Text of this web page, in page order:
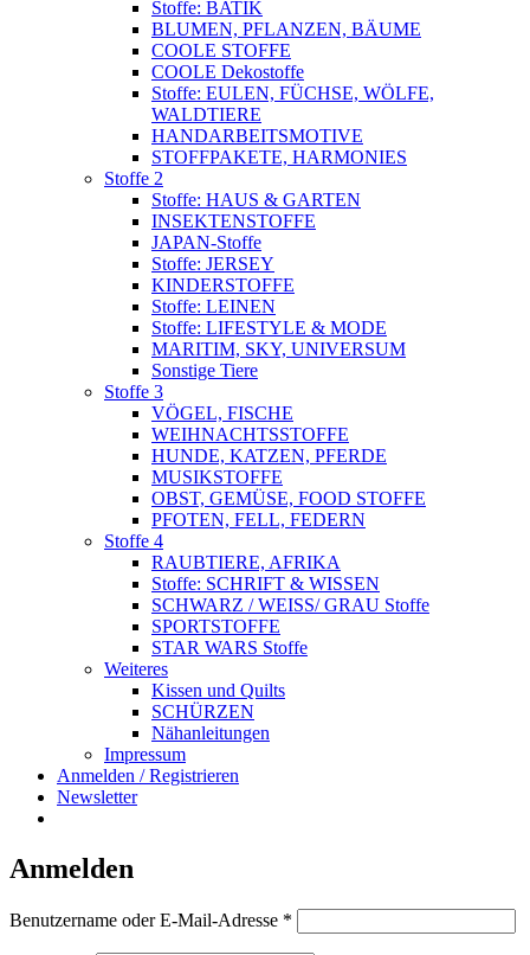
Stoffe: BATIK
BLUMEN, PFLANZEN, BÄUME
COOLE STOFFE
COOLE Dekostoffe
Stoffe: EULEN, FÜCHSE, WÖLFE,
WALDTIERE
HANDARBEITSMOTIVE
STOFFPAKETE, HARMONIES
Stoffe 2
Stoffe: HAUS & GARTEN
INSEKTENSTOFFE
JAPAN-Stoffe
Stoffe: JERSEY
KINDERSTOFFE
Stoffe: LEINEN
Stoffe: LIFESTYLE & MODE
MARITIM, SKY, UNIVERSUM
Sonstige Tiere
Stoffe 3
VÖGEL, FISCHE
WEIHNACHTSSTOFFE
HUNDE, KATZEN, PFERDE
MUSIKSTOFFE
OBST, GEMÜSE, FOOD STOFFE
PFOTEN, FELL, FEDERN
Stoffe 4
RAUBTIERE, AFRIKA
Stoffe: SCHRIFT & WISSEN
SCHWARZ / WEISS/ GRAU Stoffe
SPORTSTOFFE
STAR WARS Stoffe
Weiteres
Kissen und Quilts
SCHÜRZEN
Nähanleitungen
Impressum
Anmelden / Registrieren
Newsletter
Anmelden
Benutzername oder E-Mail-Adresse *